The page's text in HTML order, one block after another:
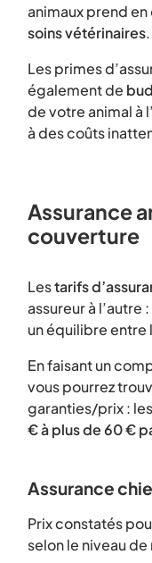
animaux prend
soins vétérinaires.
Les primes
également de
de votre animal à
à des coûts
Assurance
couverture
Lestarifs
assureur à
un équilibre
En faisant un
vous pourrez
garanties/prix :
€ à plus de 60 €
Assurance
Prix constatés
selon le niveau